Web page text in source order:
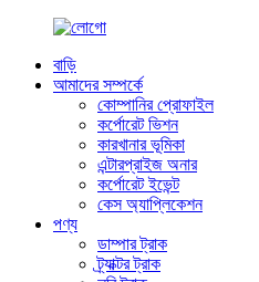
বাড়ি
আমাদের সম্পর্কে
কোম্পানির প্রোফাইল
কর্পোরেট ভিশন
কারখানার ভূমিকা
এন্টারপ্রাইজ অনার
কর্পোরেট ইভেন্ট
কেস অ্যাপ্লিকেশন
পণ্য
ডাম্পার ট্রাক
ট্র্যাক্টর ট্রাক